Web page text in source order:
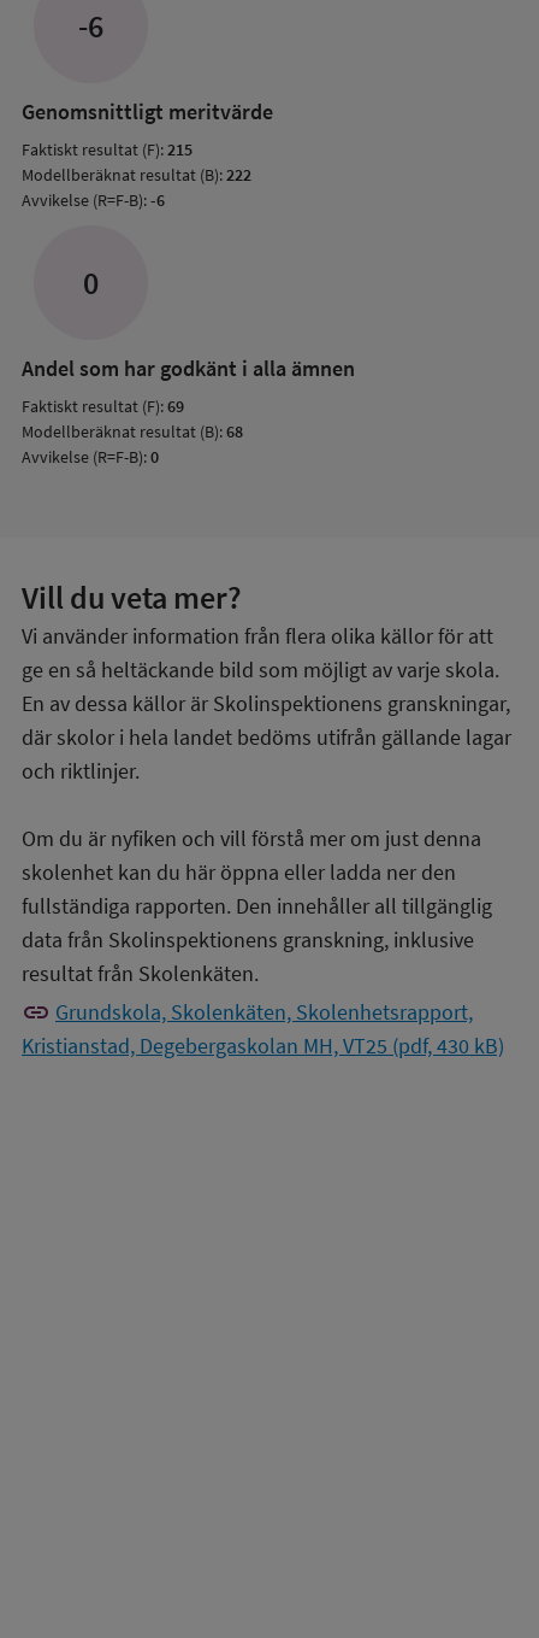
-6
Genomsnittligt meritvärde
Faktiskt resultat (F):215
Modellberäknat resultat (B):222
Avvikelse (R=F-B):-6
0
Andel som har godkänt i alla ämnen
Faktiskt resultat (F):69
Modellberäknat resultat (B):68
Avvikelse (R=F-B):0
Vill du veta mer?
Vi använder information från flera olika källor för att
ge en så heltäckande bild som möjligt av varje skola.
En av dessa källor är Skolinspektionens granskningar,
där skolor i hela landet bedöms utifrån gällande lagar
och riktlinjer.
Om du är nyfiken och vill förstå mer om just denna
skolenhet kan du här öppna eller ladda ner den
fullständiga rapporten. Den innehåller all tillgänglig
data från Skolinspektionens granskning, inklusive
resultat från Skolenkäten.
link Grundskola, Skolenkäten, Skolenhetsrapport,
Kristianstad, Degebergaskolan MH, VT25 (pdf, 430 kB)